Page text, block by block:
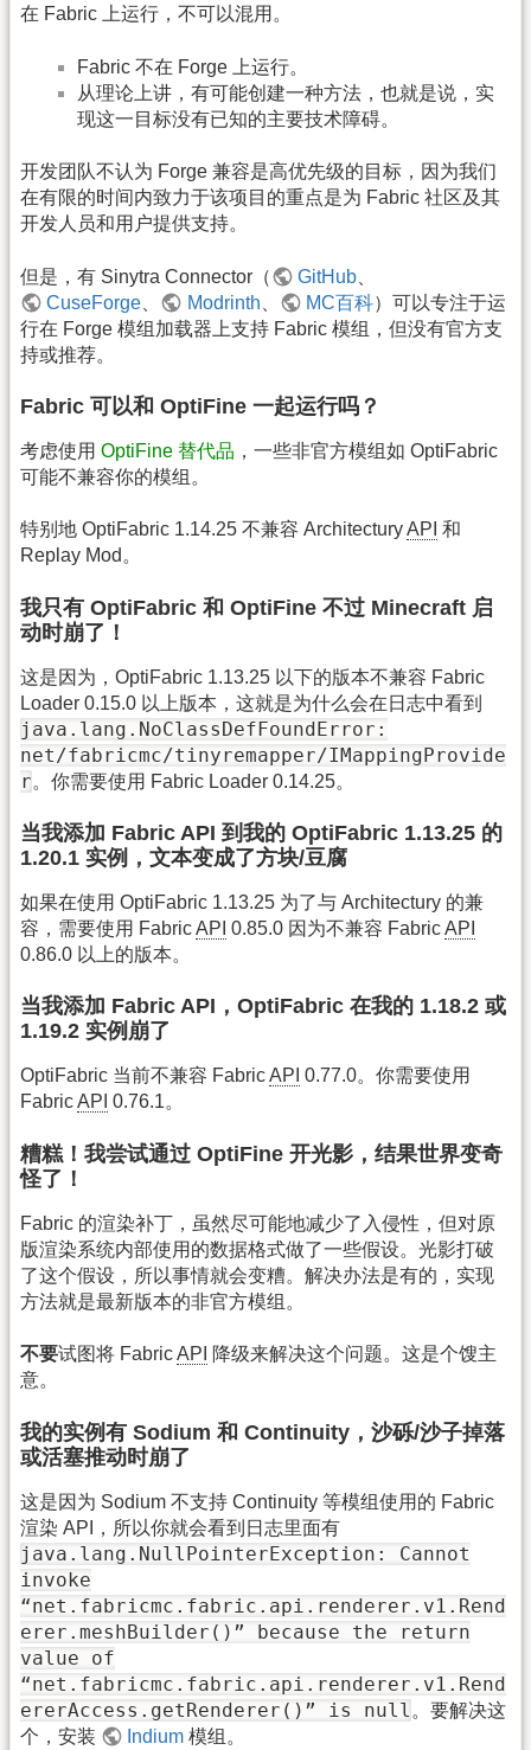
在 Fabric 上运行，不可以混用。
Fabric 不在 Forge 上运行。
从理论上讲，有可能创建一种方法，也就是说，实
现这一目标没有已知的主要技术障碍。
开发团队不认为 Forge 兼容是高优先级的目标，因为我们
在有限的时间内致力于该项目的重点是为 Fabric 社区及其
开发人员和用户提供支持。
但是，有 Sinytra Connector（ GitHub
CuseForge
Modrinth MC百科）可以专注于运
行在 Forge 模组加载器上支持 Fabric 模组，但没有官方支
持或推荐。
Fabric 可以和 OptiFine 一起运行吗？
考虑使用 OptiFine 替代品 ，一些非官方模组如 OptiFabric
可能不兼容你的模组。
特别地 OptiFabric 1.14.25 不兼容 ArchitecturyAPI 和
Replay Mod。
我只有 OptiFabric 和 OptiFine 不过 Minecraft 启
动时崩了！
这是因为，OptiFabric 1.13.25 以下的版本不兼容 Fabric
Loader 0.15.0 以上版本，这就是为什么会在日志中看到
java.lang.NoClassDefFoundError:
net/fabricmc/tinyremapper/IMappingProvide
r。你需要使用 Fabric Loader 0.14.25。
当我添加 Fabric API 到我的 OptiFabric 1.13.25 的
1.20.1 实例，文本变成了方块/豆腐
如果在使用 OptiFabric 1.13.25 为了与 Architectury 的兼
容，需要使用 FabricAPI 0.85.0 因为不兼容 FabricAPI
0.86.0 以上的版本。
当我添加 Fabric API，OptiFabric 在我的 1.18.2 或
1.19.2 实例崩了
OptiFabric 当前不兼容 FabricAPI 0.77.0。你需要使用
FabricAPI 0.76.1。
糟糕！我尝试通过 OptiFine 开光影，结果世界变奇
怪了！
Fabric 的渲染补丁，虽然尽可能地减少了入侵性，但对原
版渲染系统内部使用的数据格式做了一些假设。光影打破
了这个假设，所以事情就会变糟。解决办法是有的，实现
方法就是最新版本的非官方模组。
不要试图将 FabricAPI
降级来解决这个问题。这是个馊主
意。
我的实例有 Sodium 和 Continuity，沙砾/沙子掉落
或活塞推动时崩了
这是因为 Sodium 不支持 Continuity 等模组使用的 Fabric
渲染 API，所以你就会看到日志里面有
java.lang.NullPointerException: Cannot
invoke
“net.fabricmc.fabric.api.renderer.v1.Rend
erer.meshBuilder()” because the return
value of
“net.fabricmc.fabric.api.renderer.v1.Rend
ererAccess.getRenderer()” is null 。要解决这
个，安装
Indium 模组。